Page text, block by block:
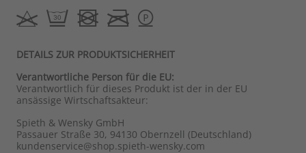
DETAILS ZUR PRODUKTSICHERHEIT
Verantwortliche Person für die EU:
Verantwortlich für dieses Produkt ist der in der EU
ansässige Wirtschaftsakteur:
Spieth & Wensky GmbH
Passauer Straße 30, 94130 Obernzell (Deutschland)
kundenservice@shop.spieth-wensky.com